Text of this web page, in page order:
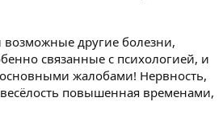
возможные другие болезни,
связанные с психологией, и
основными жалобами! Нервность,
повышенная временами,